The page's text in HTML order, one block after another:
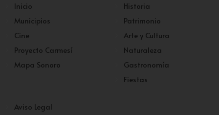
Inicio
Municipios
Cine
Proyecto Carmesí
Mapa Sonoro
Historia
Patrimonio
Arte y Cultura
Naturaleza
Gastronomía
Fiestas
Aviso Legal